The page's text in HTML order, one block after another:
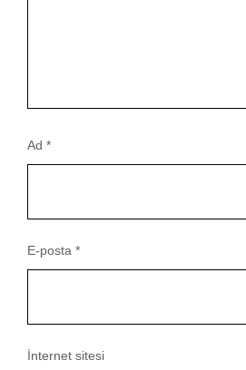
Ad *
E-posta *
İnternet sitesi